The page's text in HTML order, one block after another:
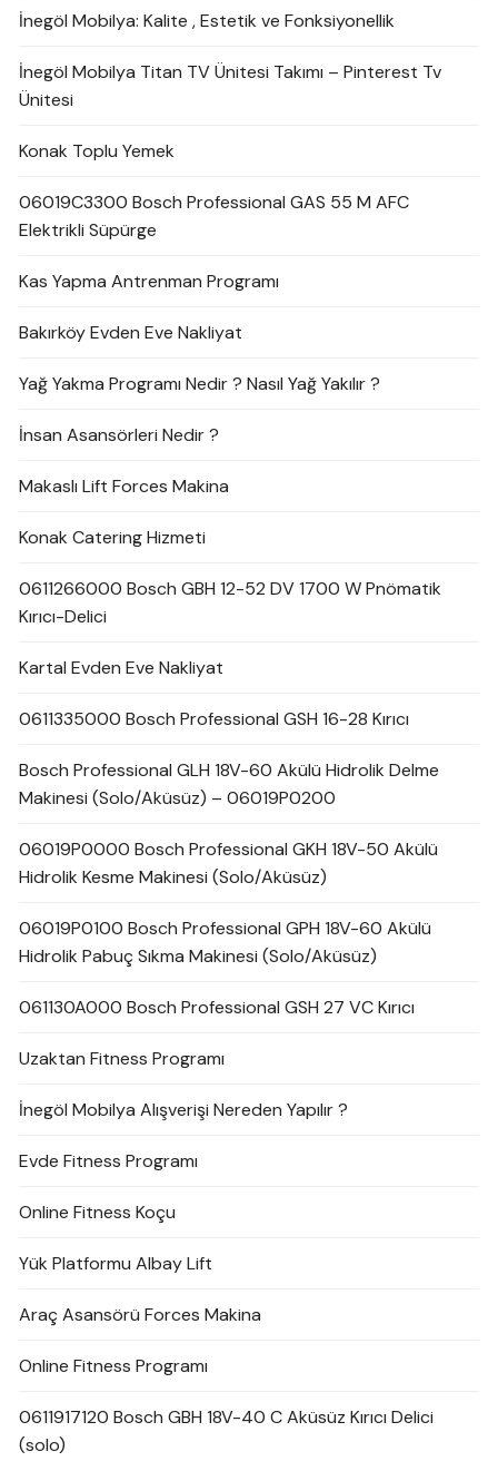
İnegöl Mobilya: Kalite , Estetik ve Fonksiyonellik
İnegöl Mobilya Titan TV Ünitesi Takımı – Pinterest Tv
Ünitesi
Konak Toplu Yemek
06019C3300 Bosch Professional GAS 55 M AFC
Elektrikli Süpürge
Kas Yapma Antrenman Programı
Bakırköy Evden Eve Nakliyat
Yağ Yakma Programı Nedir ? Nasıl Yağ Yakılır ?
İnsan Asansörleri Nedir ?
Makaslı Lift Forces Makina
Konak Catering Hizmeti
0611266000 Bosch GBH 12-52 DV 1700 W Pnömatik
Kırıcı-Delici
Kartal Evden Eve Nakliyat
0611335000 Bosch Professional GSH 16-28 Kırıcı
Bosch Professional GLH 18V-60 Akülü Hidrolik Delme
Makinesi (Solo/Aküsüz) – 06019P0200
06019P0000 Bosch Professional GKH 18V-50 Akülü
Hidrolik Kesme Makinesi (Solo/Aküsüz)
06019P0100 Bosch Professional GPH 18V-60 Akülü
Hidrolik Pabuç Sıkma Makinesi (Solo/Aküsüz)
061130A000 Bosch Professional GSH 27 VC Kırıcı
Uzaktan Fitness Programı
İnegöl Mobilya Alışverişi Nereden Yapılır ?
Evde Fitness Programı
Online Fitness Koçu
Yük Platformu Albay Lift
Araç Asansörü Forces Makina
Online Fitness Programı
0611917120 Bosch GBH 18V-40 C Aküsüz Kırıcı Delici
(solo)